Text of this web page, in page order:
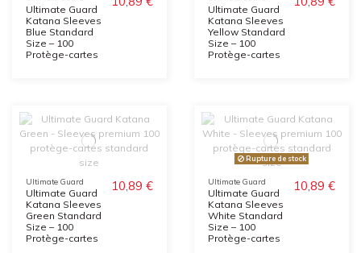
Ultimate Guard
Katana Sleeves
Blue Standard
Size – 100
Protège-cartes
Ultimate Guard
Katana Sleeves
Yellow Standard
Size – 100
Protège-cartes
Ultimate Guard
Ultimate Guard
Katana Sleeves
Green Standard
Size – 100
Protège-cartes
10,89 €
Rupture de stock
Ultimate Guard
Ultimate Guard
Katana Sleeves
White Standard
Size – 100
Protège-cartes
10,89 €